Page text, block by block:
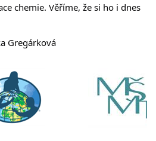
chemie. Věříme, že si ho i dnes
Gregárková